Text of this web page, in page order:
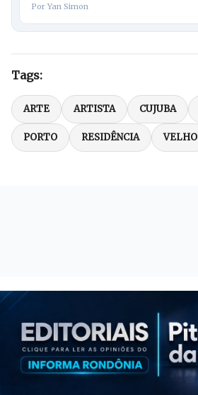
Por Yan Simon
Tags:
ARTE ARTISTA CUJUBA
PORTO RESIDÊNCIA VELHO